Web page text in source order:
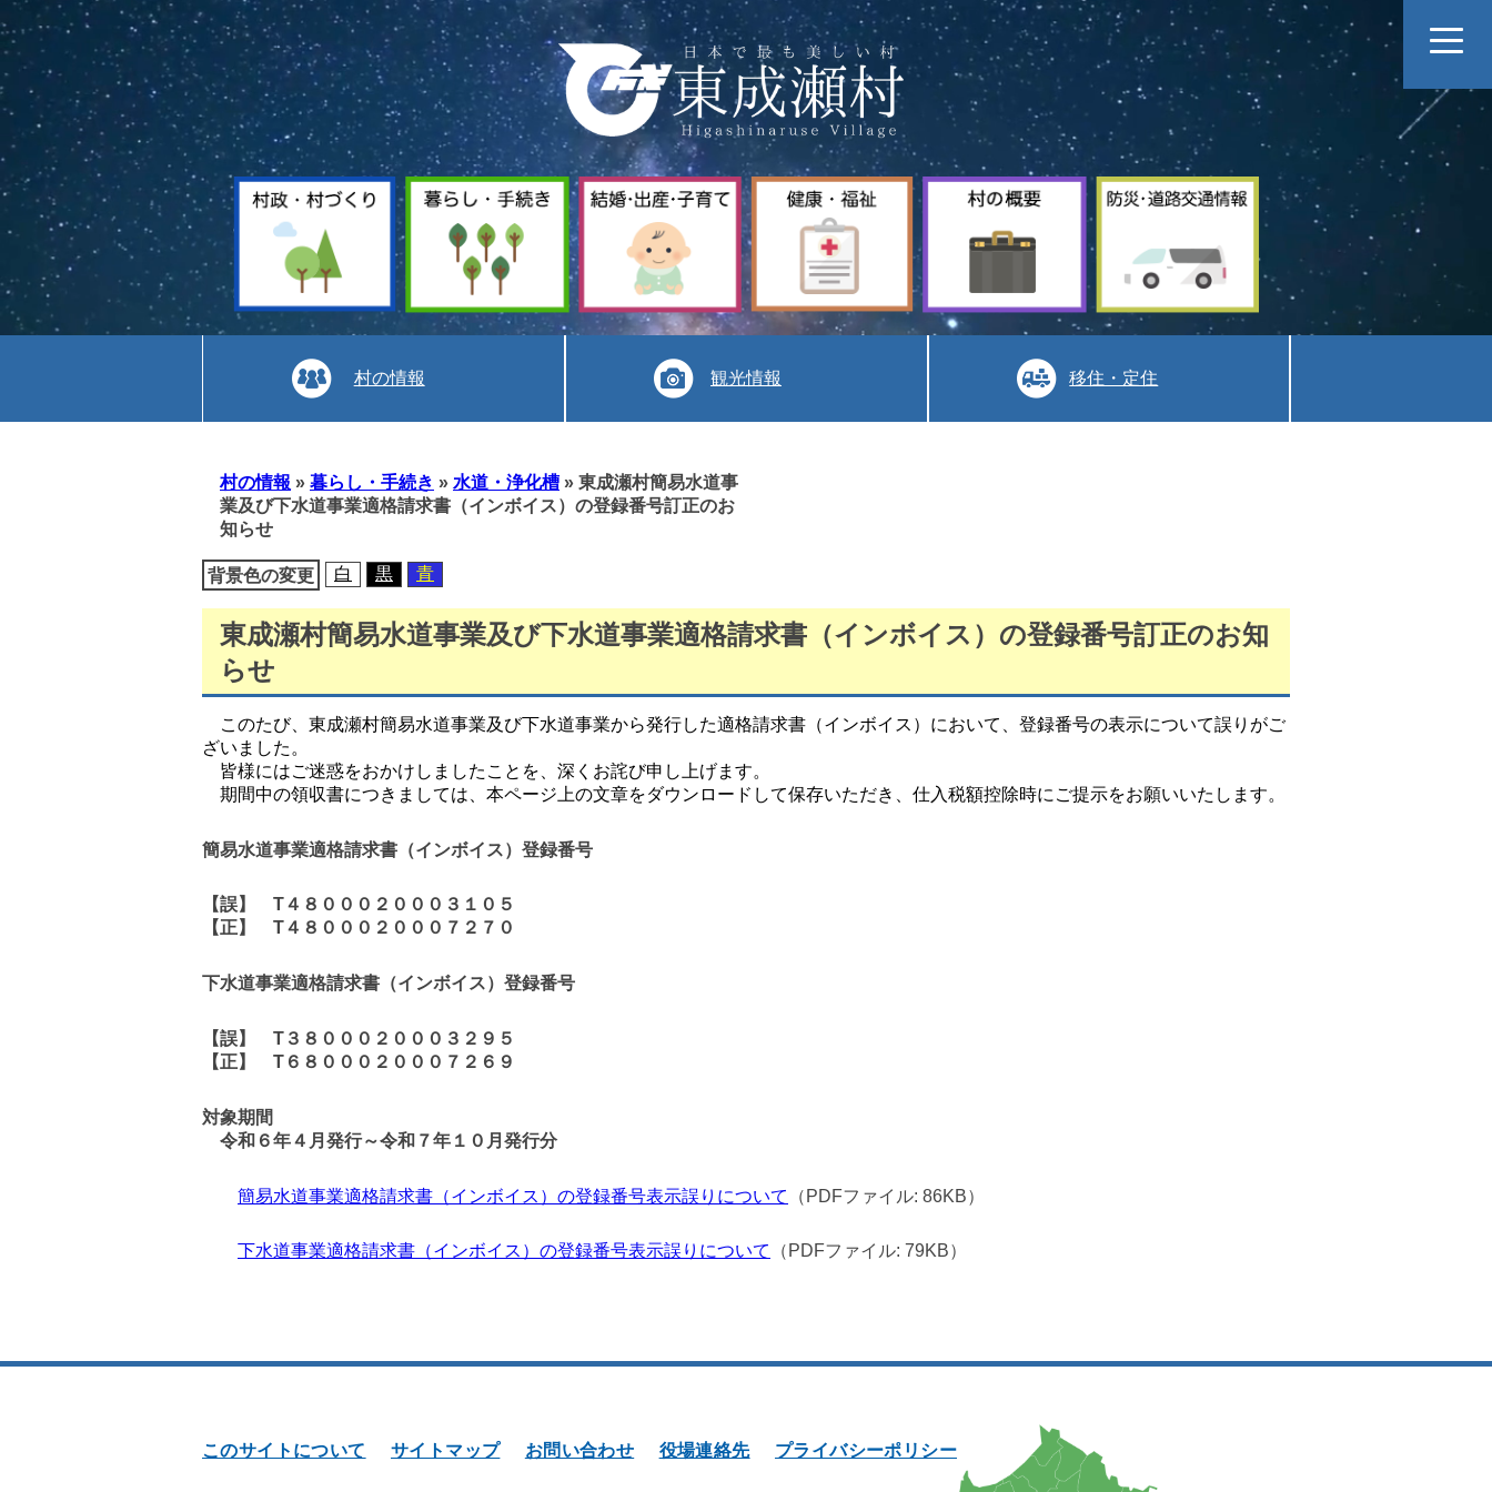
暮
ら
し
手
続
き
結
婚
出
産
子
育
て
健
祉
村
要
災
路
交
村の情報
観光情報 移住・定住
村の情報 » 暮らし・手続き » 水道・浄化槽 » 東成瀬村簡易水道事
業及び下水道事業適格請求書（インボイス）の登録番号訂正のお
知らせ
背景色の変更 白 黒 青
東成瀬村簡易水道事業及び下水道事業適格請求書（インボイス）の登録番号訂正のお知
らせ
このたび、東成瀬村簡易水道事業及び下水道事業から発行した適格請求書（インボイス）において、登録番号の表示について誤りがご
ざいました 。
皆様にはご迷惑をおかけしましたことを、深くお詫び申し上げます。
期間中の領収書につきましては、本ページ上の文章をダウンロードして保存いただき、仕入税額控除時にご提示をお願いいたします。
簡易水道事業適格請求書（インボイス）登録番号
【誤】 T４８０００２０００３１０５
【正】 T４８０００２０００７２７０
下水道事業適格請求書（インボイス）登録番号
【誤】 T３８０００２０００３２９５
【正】 T６８０００２０００７２６９
対象期間
令和６年４月発行～令和７年１０月発行分
簡易水道事業適格請求書（インボイス）の登録番号表示誤りについて （PDFファイル: 86KB）
下水道事業適格請求書（インボイス）の登録番号表示誤りについて （PDFファイル: 79KB）
このサイトについて サイトマップ お問い合わせ 役場連絡先 プライバシーポリシー